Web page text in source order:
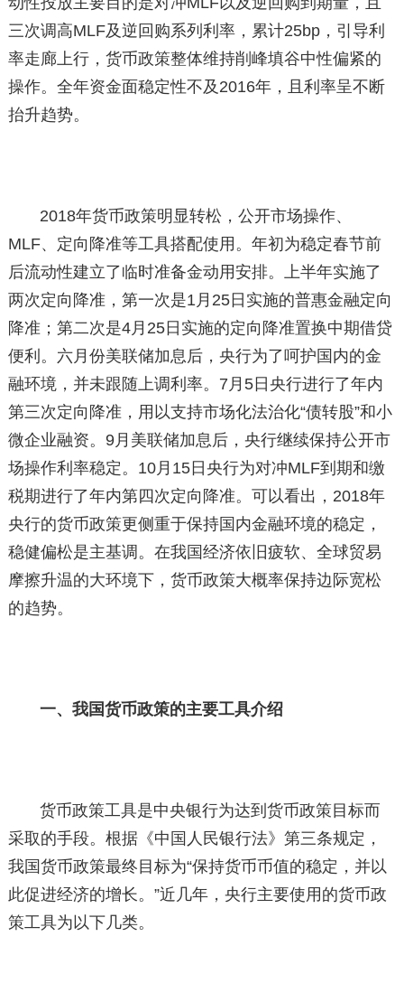
三次调高MLF及逆回购系列利率，累计25bp，引导利
率走廊上行，货币政策整体维持削峰填谷中性偏紧的
操作。全年资金面稳定性不及2016年，且利率呈不断
抬升趋势。
2018年货币政策明显转松，公开市场操作、
MLF、定向降准等工具搭配使用。年初为稳定春节前
后流动性建立了临时准备金动用安排。上半年实施了
两次定向降准，第一次是1月25日实施的普惠金融定向
降准；第二次是4月25日实施的定向降准置换中期借贷
便利。六月份美联储加息后，央行为了呵护国内的金
融环境，并未跟随上调利率。7月5日央行进行了年内
第三次定向降准，用以支持市场化法治化“债转股”和小
微企业融资。9月美联储加息后，央行继续保持公开市
场操作利率稳定。10月15日央行为对冲MLF到期和缴
税期进行了年内第四次定向降准。可以看出，2018年
央行的货币政策更侧重于保持国内金融环境的稳定，
稳健偏松是主基调。在我国经济依旧疲软、全球贸易
摩擦升温的大环境下，货币政策大概率保持边际宽松
的趋势。
一、我国货币政策的主要工具介绍
货币政策工具是中央银行为达到货币政策目标而
采取的手段。根据《中国人民银行法》第三条规定，
我国货币政策最终目标为“保持货币币值的稳定，并以
此促进经济的增长。”近几年，央行主要使用的货币政
策工具为以下几类。